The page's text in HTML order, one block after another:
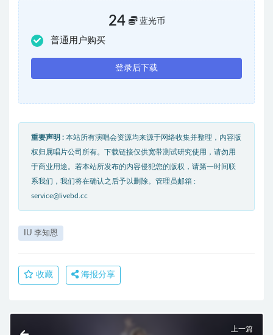
24 蓝光币
普通用户购买
登录后下载
重要声明 : 本站所有演唱会资源均来源于网络收集并整理，内容版
权归属唱片公司所有。下载链接仅供宽带测试研究使用，请勿用
于商业用途。若本站所发布的内容侵犯您的版权，请第一时间联
系我们，我们将在确认之后予以删除。管理员邮箱 :
service@livebd.cc
IU 李知恩
收藏 海报分享
上一篇